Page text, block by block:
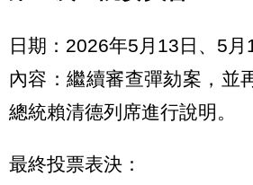
日期：2026年5月13日、5月
內容：繼續審查彈劾案，並
總統賴清德列席進行說明。
最終投票表決：